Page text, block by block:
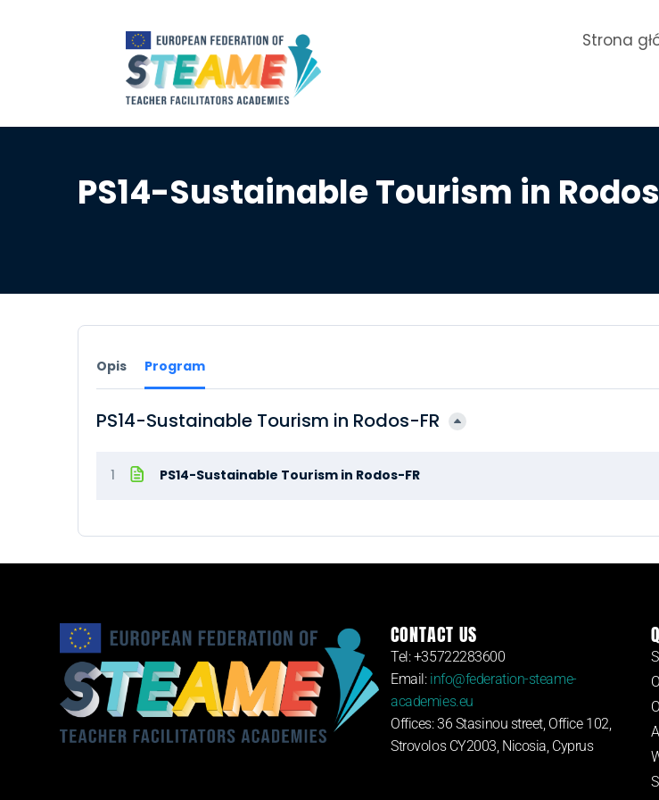
Strona
PS14-Sustainable Tourism in
Opis Program
PS14-Sustainable Tourism in Rodos-FR
1 PS14-Sustainable Tourism in Rodos-FR
CONTACT US
Tel: +35722283600
Email: info@federation-steame-
academies.eu
Offices: 36 Stasinou street, Office 102,
Strovolos CY2003, Nicosia, Cyprus